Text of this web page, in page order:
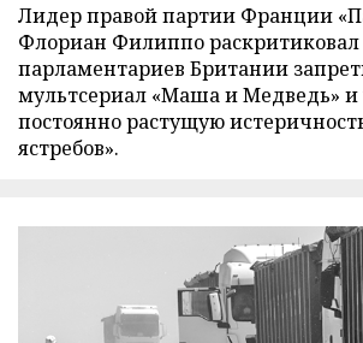
Лидер правой партии Франции
Флориан Филиппо
парламентариев Британии
мультсериал «Маша и Медведь» и
постоянно растущую
ястребов».